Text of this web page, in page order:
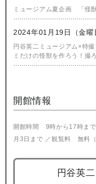
ミュージアム夏企画 「怪
2024年01月19日（金曜
円谷英二ミュージアム×特
ミだけの怪獣を作ろう！撮
開館情報
開館時間 9時から17時ま
月3日まで ／観覧料 無料（
円谷英